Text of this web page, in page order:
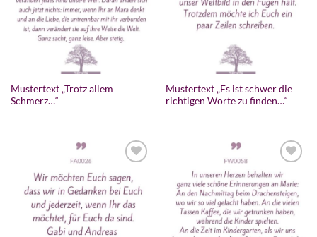
Mustertext „Trotz allem
Schmerz…“
Mustertext „Es ist schwer die
richtigen Worte zu finden…“